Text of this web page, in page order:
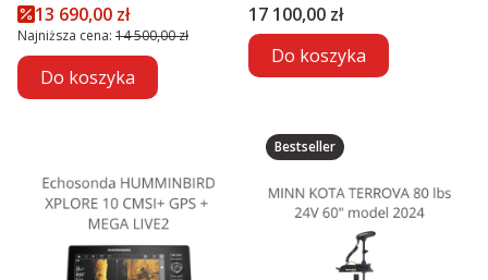
Cena promocyjna
13 690,00 zł
Najniższa cena: 14 500,00 zł
Do koszyka
MEGA LIVE2
Cena
17 100,00 zł
Do koszyka
Bestseller